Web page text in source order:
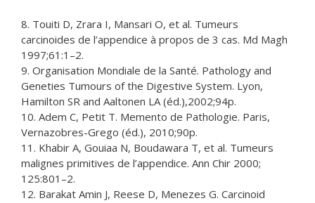
8. Touiti D, Zrara I, Mansari O, et al. Tumeurs
carcinoides de l’appendice à propos de 3 cas. Md Magh
1997;61:1–2.
9. Organisation Mondiale de la Santé. Pathology and
Geneties Tumours of the Digestive System. Lyon,
Hamilton SR and Aaltonen LA (éd.),2002;94p.
10. Adem C, Petit T. Memento de Pathologie. Paris,
Vernazobres-Grego (éd.), 2010;90p.
11. Khabir A, Gouiaa N, Boudawara T, et al. Tumeurs
malignes primitives de l’appendice. Ann Chir 2000;
125:801–2.
12. Barakat Amin J, Reese D, Menezes G. Carcinoid